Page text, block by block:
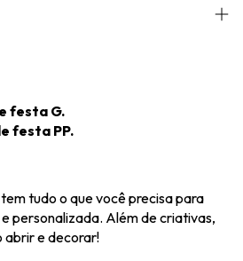
festa G.
festa PP.
tudo o que você precisa para
personalizada. Além de criativas,
abrir e decorar!